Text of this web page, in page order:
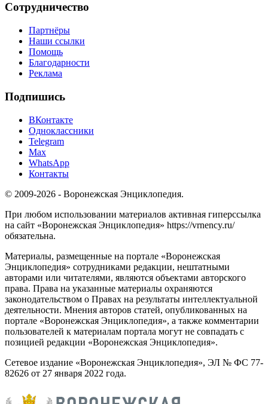
Сотрудничество
Партнёры
Наши ссылки
Помощь
Благодарности
Реклама
Подпишись
ВКонтакте
Одноклассники
Telegram
Max
WhatsApp
Контакты
© 2009-2026 - Воронежская Энциклопедия.
При любом использовании материалов активная гиперссылка
на сайт «Воронежская Энциклопедия» https://vrnency.ru/
обязательна.
Материалы, размещенные на портале «Воронежская
Энциклопедия» сотрудниками редакции, нештатными
авторами или читателями, являются объектами авторского
права. Права на указанные материалы охраняются
законодательством о Правах на результаты интеллектуальной
деятельности. Мнения авторов статей, опубликованных на
портале «Воронежская Энциклопедия», а также комментарии
пользователей к материалам портала могут не совпадать с
позицией редакции «Воронежская Энциклопедия».
Сетевое издание «Воронежская Энциклопедия», ЭЛ № ФС 77-
82626 от 27 января 2022 года.